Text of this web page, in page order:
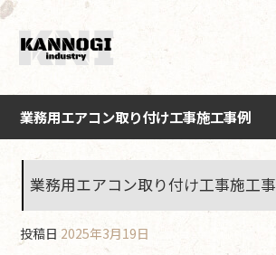
業務用エアコン取り付け工事施工事例
業務用エアコン取り付け工事施工
投稿日 2025年3月19日